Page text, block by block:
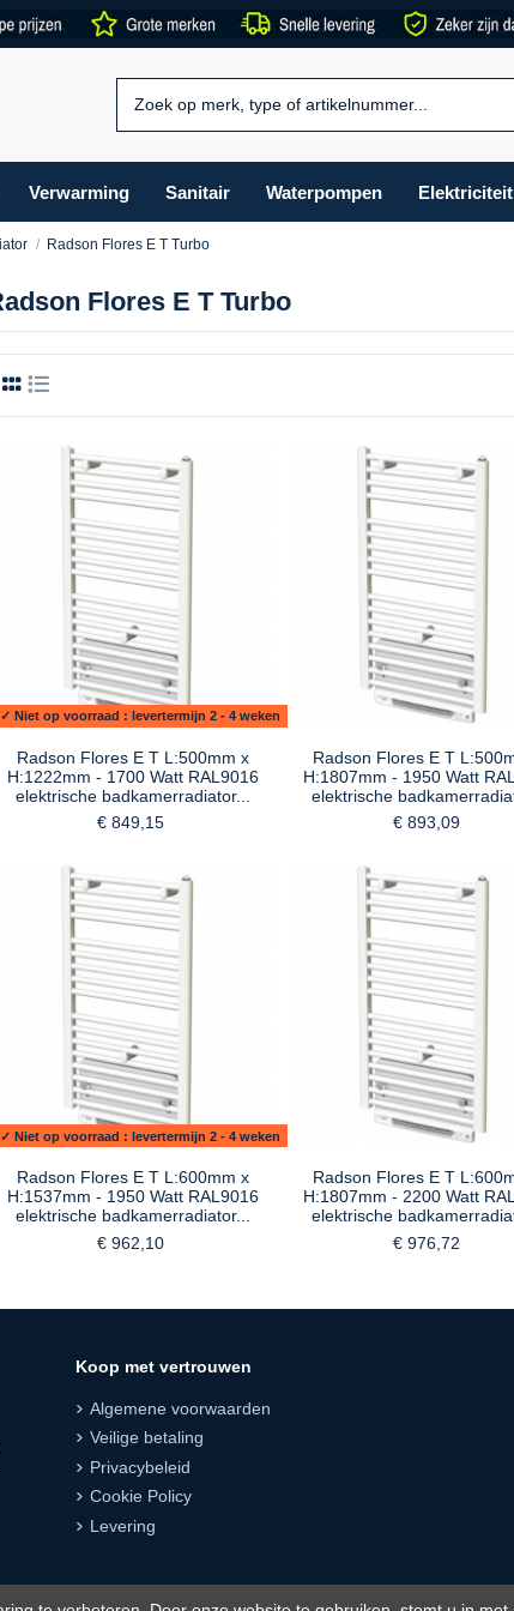
Verwarming Sanitair Waterpompen Elektriciteit
Radson Flores E T Turbo
Flores E T Turbo
Niet op voorraad : levertermijn 2 - 4 weken
Radson Flores E T L:500mm x
H:1222mm - 1700 Watt RAL9016
elektrische badkamerradiator...
€ 849,15
Radson Flores E T
H:1807mm - 1950 Watt
elektrische
€ 893,09
Niet op voorraad : levertermijn 2 - 4 weken
Radson Flores E T L:600mm x
H:1537mm - 1950 Watt RAL9016
elektrische badkamerradiator...
€ 962,10
Radson Flores E T
H:1807mm - 2200 Watt
elektrische
€ 976,72
Koop met vertrouwen
Algemene voorwaarden
Veilige betaling
Privacybeleid
Cookie Policy
Levering